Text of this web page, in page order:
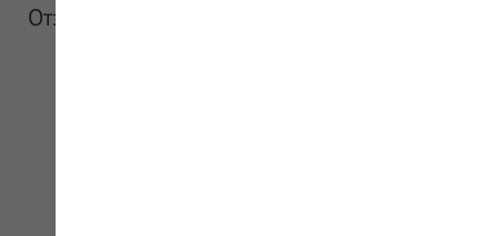
Отзывы об аптеке